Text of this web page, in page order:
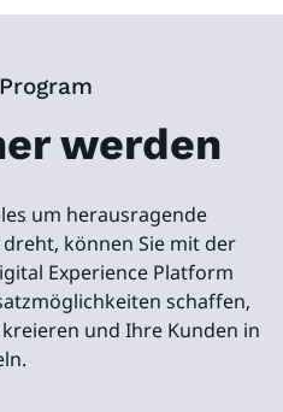
werden
um herausragende
können Sie mit der
Experience Platform
schaffen,
und Ihre Kunden in